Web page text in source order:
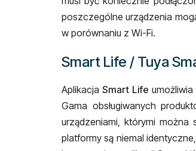
poszczególne urządzenia
w porównaniu z Wi-Fi.
Smart Life / Tuya
Aplikacja Smart Life
Gama obsługiwanych
urządzeniami, którymi
platformy są niemal